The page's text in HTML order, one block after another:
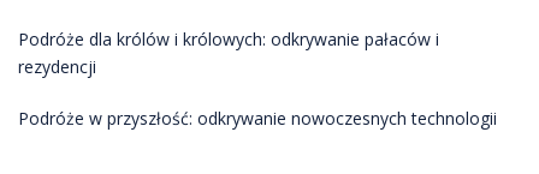
Podróże dla królów i królowych: odkrywanie pałaców i
rezydencji
Podróże w przyszłość: odkrywanie nowoczesnych technologii